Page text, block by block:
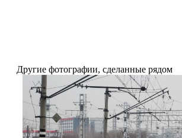
Другие фотографии, сделанные рядом